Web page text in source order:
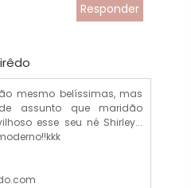
Responder
mesmo belíssimas, mas
assunto que maridão
esse seu né Shirley...